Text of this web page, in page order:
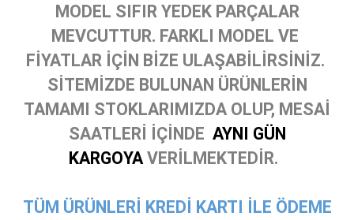
MODEL SIFIR YEDEK PARÇALAR
MEVCUTTUR. FARKLI MODEL VE
FİYATLAR İÇİN BİZE ULAŞABİLİRSİNİZ.
SİTEMİZDE BULUNAN ÜRÜNLERİN
TAMAMI STOKLARIMIZDA OLUP, MESAİ
SAATLERİ İÇİNDE AYNI GÜN
KARGOYA VERİLMEKTEDİR.
TÜM ÜRÜNLERİ KREDİ KARTI İLE ÖDEME